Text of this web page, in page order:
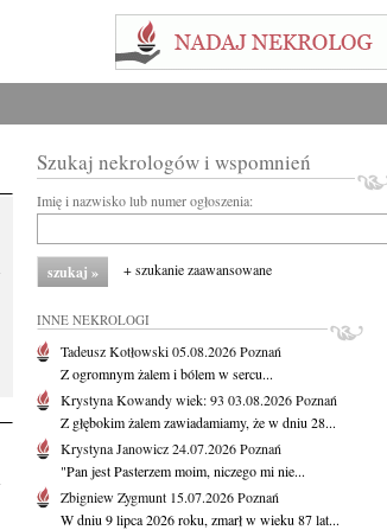
Szukaj nekrologów i wspomnień
Imię i nazwisko lub numer ogłoszenia:
+ szukanie zaawansowane
INNE NEKROLOGI
Tadeusz Kotłowski05.08.2026Poznań
Z ogromnym żalem i bólem w sercu...
Krystyna Kowandywiek: 93 03.08.2026Poznań
Z głębokim żalem zawiadamiamy, że w dniu 28...
Krystyna Janowicz24.07.2026Poznań
"Pan jest Pasterzem moim, niczego mi nie...
Zbigniew Zygmunt 15.07.2026Poznań
W dniu 9 lipca 2026 roku, zmarł w wieku 87 lat...